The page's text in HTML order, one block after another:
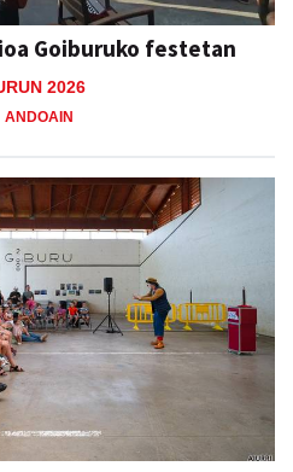
Goiburuko festetan
2026
ANDOAIN